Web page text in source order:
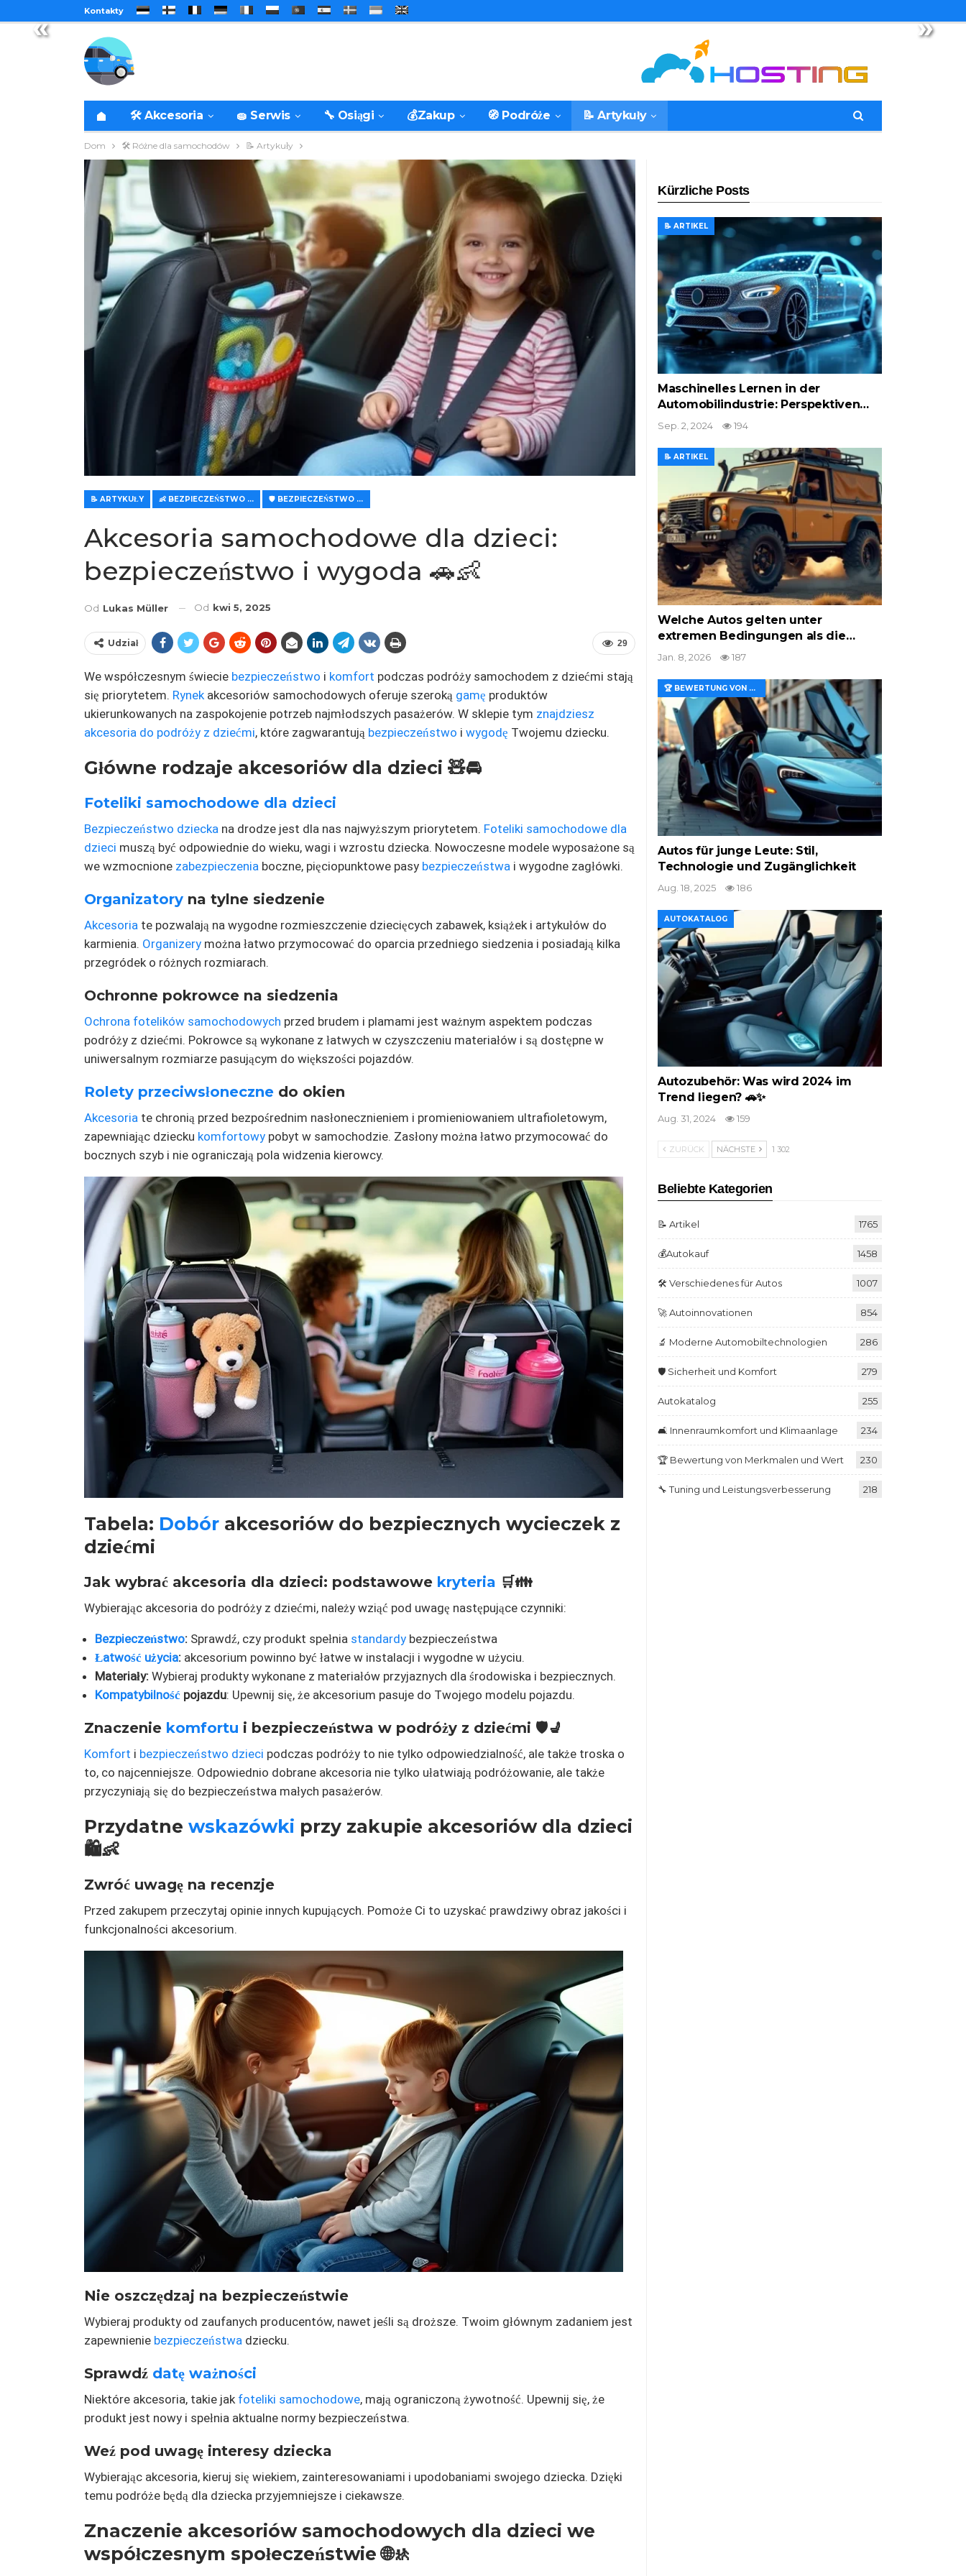
« »
Kontakty
🛠️ Akcesoria 🧽 Serwis 🔧 Osiągi 💰Zakup 🧭 Podróże 📝 Artykuły
Dom 🛠️ Różne dla samochodów 📝 Artykuły
📝 ARTYKUŁY 👶 BEZPIECZEŃSTWO DZIECI W SAMOCHODZIE 🛡️ BEZPIECZEŃSTWO I KOMFORT
Akcesoria samochodowe dla dzieci:
bezpieczeństwo i wygoda 🚗👶
Od Lukas Müller Od kwi 5, 2025
29
Udział
We współczesnym świecie bezpieczeństwo i komfort podczas podróży samochodem z dziećmi stają
się priorytetem. Rynekakcesoriów samochodowych oferuje szeroką gamę produktów
ukierunkowanych na zaspokojenie potrzeb najmłodszych pasażerów. W sklepie tym znajdziesz
akcesoria do podróży z dziećmi, które zagwarantują bezpieczeństwo i wygodę Twojemu dziecku.
Główne rodzaje akcesoriów dla dzieci 🧸🚘
Foteliki samochodowe dla dzieci
Bezpieczeństwo dziecka na drodze jest dla nas najwyższym priorytetem. Foteliki samochodowe dla
dzieci muszą być odpowiednie do wieku, wagi i wzrostu dziecka. Nowoczesne modele wyposażone są
we wzmocnione zabezpieczenia boczne, pięciopunktowe pasy bezpieczeństwa i wygodne zagłówki.
Organizatory na tylne siedzenie
Akcesoria te pozwalają na wygodne rozmieszczenie dziecięcych zabawek, książek i artykułów do
karmienia. Organizery można łatwo przymocować do oparcia przedniego siedzenia i posiadają kilka
przegródek o różnych rozmiarach.
Ochronne pokrowce na siedzenia
Ochrona fotelików samochodowych przed brudem i plamami jest ważnym aspektem podczas
podróży z dziećmi. Pokrowce są wykonane z łatwych w czyszczeniu materiałów i są dostępne w
uniwersalnym rozmiarze pasującym do większości pojazdów.
Rolety przeciwsłoneczne do okien
Akcesoria te chronią przed bezpośrednim nasłonecznieniem i promieniowaniem ultrafioletowym,
zapewniając dziecku komfortowy pobyt w samochodzie. Zasłony można łatwo przymocować do
bocznych szyb i nie ograniczają pola widzenia kierowcy.
Tabela: Dobór akcesoriów do bezpiecznych wycieczek z
dziećmi
Jak wybrać akcesoria dla dzieci: podstawowe kryteria 🛒👪
Wybierając akcesoria do podróży z dziećmi, należy wziąć pod uwagę następujące czynniki:
Bezpieczeństwo: Sprawdź, czy produkt spełnia standardy bezpieczeństwa
Łatwość użycia: akcesorium powinno być łatwe w instalacji i wygodne w użyciu.
Materiały: Wybieraj produkty wykonane z materiałów przyjaznych dla środowiska i bezpiecznych.
Kompatybilność pojazdu: Upewnij się, że akcesorium pasuje do Twojego modelu pojazdu.
Znaczenie komfortu i bezpieczeństwa w podróży z dziećmi 🛡️💺
Komfort i bezpieczeństwo dzieci podczas podróży to nie tylko odpowiedzialność, ale także troska o
to, co najcenniejsze. Odpowiednio dobrane akcesoria nie tylko ułatwiają podróżowanie, ale także
przyczyniają się do bezpieczeństwa małych pasażerów.
Przydatne wskazówki przy zakupie akcesoriów dla dzieci
🛍️👶
Zwróć uwagę na recenzje
Przed zakupem przeczytaj opinie innych kupujących. Pomoże Ci to uzyskać prawdziwy obraz jakości i
funkcjonalności akcesorium.
Nie oszczędzaj na bezpieczeństwie
Wybieraj produkty od zaufanych producentów, nawet jeśli są droższe. Twoim głównym zadaniem jest
zapewnienie bezpieczeństwa dziecku.
Sprawdź datę ważności
Niektóre akcesoria, takie jak foteliki samochodowe, mają ograniczoną żywotność. Upewnij się, że
produkt jest nowy i spełnia aktualne normy bezpieczeństwa.
Weź pod uwagę interesy dziecka
Wybierając akcesoria, kieruj się wiekiem, zainteresowaniami i upodobaniami swojego dziecka. Dzięki
temu podróże będą dla dziecka przyjemniejsze i ciekawsze.
Znaczenie akcesoriów samochodowych dla dzieci we
współczesnym społeczeństwie 🌐🚸
Kürzliche Posts
📝 ARTIKEL
Maschinelles Lernen in der
Automobilindustrie: Perspektiven…
Sep. 2, 2024 194
📝 ARTIKEL
Welche Autos gelten unter
extremen Bedingungen als die…
Jan. 8, 2026 187
🏆 BEWERTUNG VON MERKMALEN UND WERT
Autos für junge Leute: Stil,
Technologie und Zugänglichkeit
Aug. 18, 2025 186
AUTOKATALOG
Autozubehör: Was wird 2024 im
Trend liegen? 🚗✨
Aug. 31, 2024 159
ZURÜCK NÄCHSTE 1 302
Beliebte Kategorien
📝 Artikel 1765
💰Autokauf 1458
🛠️ Verschiedenes für Autos 1007
🚀 Autoinnovationen 854
🔬 Moderne Automobiltechnologien 286
🛡️ Sicherheit und Komfort 279
Autokatalog 255
🛋️ Innenraumkomfort und Klimaanlage 234
🏆 Bewertung von Merkmalen und Wert 230
🔧 Tuning und Leistungsverbesserung 218